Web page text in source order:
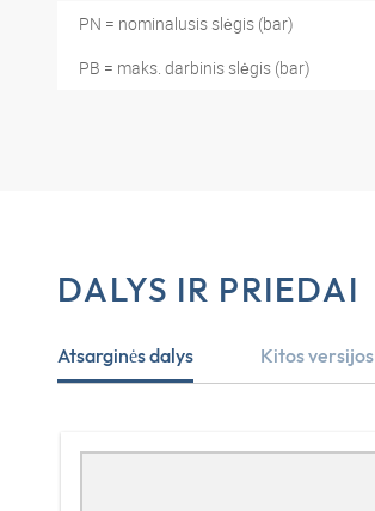
PN = nominalusis slėgis (bar)
PB = maks. darbinis slėgis (bar)
DALYS IR PRIEDAI
Atsarginės dalys Kitos versijos